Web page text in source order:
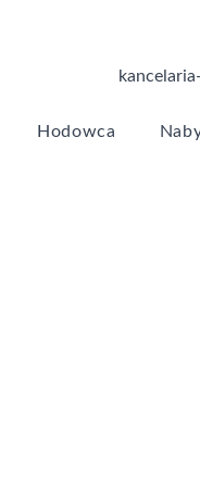
Hodowca